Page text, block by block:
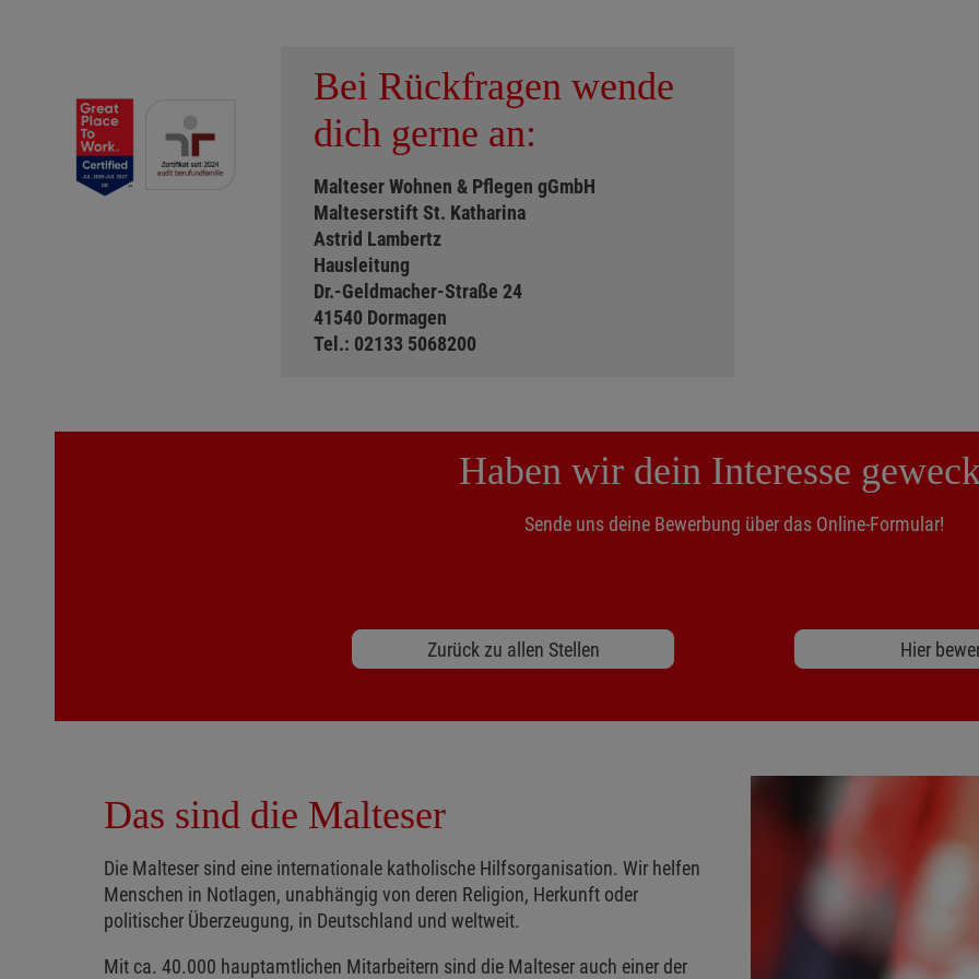
Bei Rückfragen wende
dich gerne an:
Malteser Wohnen & Pflegen gGmbH
Malteserstift St. Katharina
Astrid Lambertz
Hausleitung
Dr.-Geldmacher-Straße 24
41540 Dormagen
Tel.: 02133 5068200
Haben wir dein Interesse
Sende uns deine Bewerbung über das Online-Formular!
Zurück zu allen Stellen Hier
Das sind die Malteser
Die Malteser sind eine internationale katholische Hilfsorganisation. Wir helfen
Menschen in Notlagen, unabhängig von deren Religion, Herkunft oder
politischer Überzeugung, in Deutschland und weltweit.
Mit ca. 40.000 hauptamtlichen Mitarbeitern sind die Malteser auch einer der